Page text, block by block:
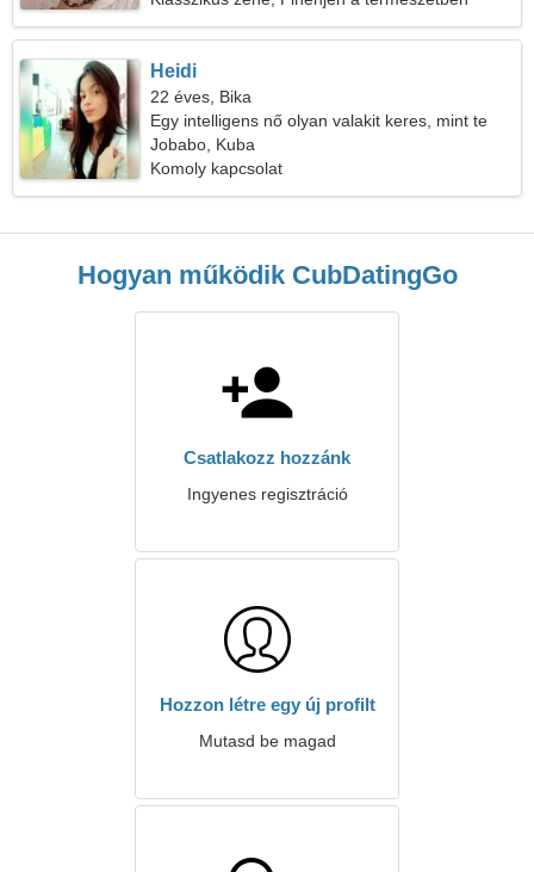
Heidi
22 éves, Bika
Egy intelligens nő olyan valakit keres, mint te
Jobabo, Kuba
Komoly kapcsolat
Hogyan működik CubDatingGo
Csatlakozz hozzánk
Ingyenes regisztráció
Hozzon létre egy új profilt
Mutasd be magad